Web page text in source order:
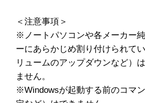
＜注意事項＞
※ノートパソコンや各メーカー
ーにあらかじめ割り付けられて
リュームのアップダウンなど）
ません。
※Windowsが起動する前のコマ